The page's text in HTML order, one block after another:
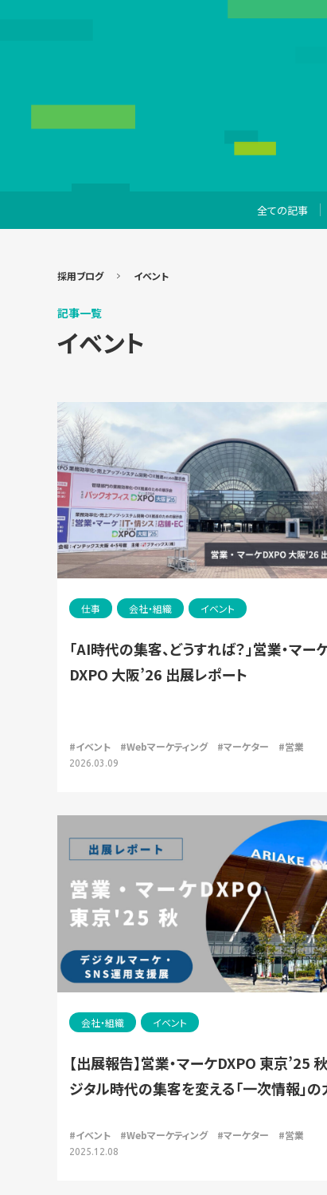
全ての記事
採用ブログ イベント
記事一覧
イベント
仕事 会社・組織 イベント
「AI時代の集客、どうすれば？」営業・マー
DXPO 大阪’26 出展レポート
#イベント #Webマーケティング #マーケター #営業
2026.03.09
会社・組織 イベント
【出展報告】営業・マーケDXPO 東京’25
ジタル時代の集客を変える「一次情報」の
#イベント #Webマーケティング #マーケター #営業
2025.12.08